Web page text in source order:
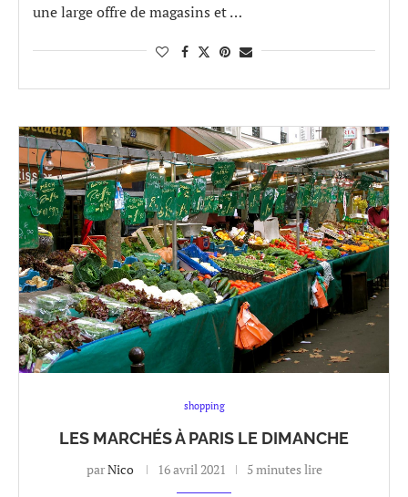
une large offre de magasins et …
shopping
LES MARCHÉS À PARIS LE DIMANCHE
parNico 16 avril 2021 5 minutes lire